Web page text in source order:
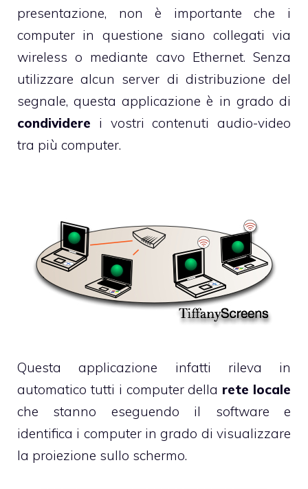
presentazione, non è importante che i
computer in questione siano collegati via
wireless o mediante cavo Ethernet. Senza
utilizzare alcun server di distribuzione del
segnale, questa applicazione è in grado di
condividere i vostri contenuti audio-video
tra più computer.
Questa applicazione infatti rileva in
automatico tutti i computer della rete locale
che stanno eseguendo il software e
identifica i computer in grado di visualizzare
la proiezione sullo schermo.